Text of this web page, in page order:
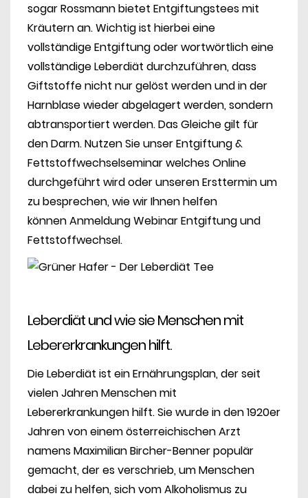
sogar Rossmann bietet Entgiftungstees mit
Kräutern an. Wichtig ist hierbei eine
vollständige Entgiftung oder wortwörtlich eine
vollständige Leberdiät durchzuführen, dass
Giftstoffe nicht nur gelöst werden und in der
Harnblase wieder abgelagert werden, sondern
abtransportiert werden. Das Gleiche gilt für
den Darm. Nutzen Sie unser Entgiftung &
Fettstoffwechselseminar welches Online
durchgeführt wird oder unseren Ersttermin um
zu besprechen, wie wir Ihnen helfen
könnenAnmeldung WebinarEntgiftung und
Fettstoffwechsel.
Leberdiät und wie sie Menschen mit
Lebererkrankungen hilft.
Die Leberdiät ist ein Ernährungsplan, der seit
vielen Jahren Menschen mit
Lebererkrankungen hilft. Sie wurde in den 1920er
Jahren von einem österreichischen Arzt
namens Maximilian Bircher-Benner populär
gemacht, der es verschrieb, um Menschen
dabei zu helfen, sich vom Alkoholismus zu